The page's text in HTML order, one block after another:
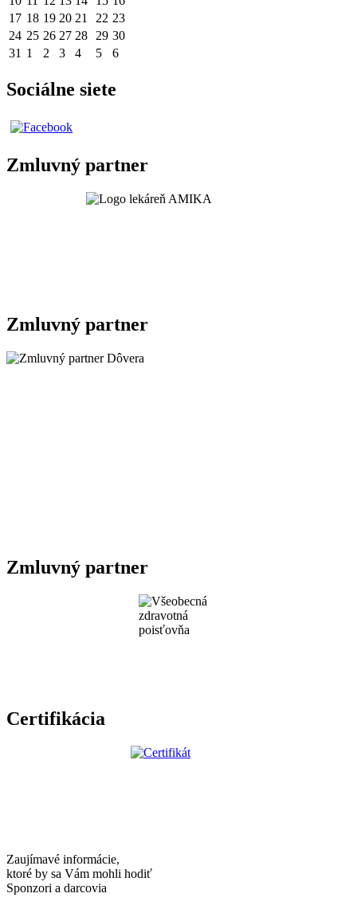
17 18 19 20 21 22 23
24 25 26 27 28 29 30
31 1 2 3 4 5 6
Sociálne siete
Zmluvný partner
Zmluvný partner
Zmluvný partner
Certifikácia
Zaujímavé informácie,
ktoré by sa Vám mohli hodiť
Sponzori a darcovia